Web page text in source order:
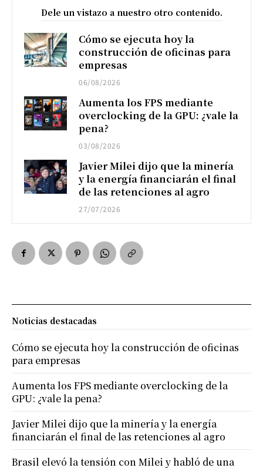
Dele un vistazo a nuestro otro contenido.
Cómo se ejecuta hoy la
construcción de oficinas para
empresas
06/08/2026
Aumenta los FPS mediante
overclocking de la GPU: ¿vale la
pena?
03/08/2026
Javier Milei dijo que la minería
y la energía financiarán el final
de las retenciones al agro
27/07/2026
Noticias destacadas
Cómo se ejecuta hoy la construcción de oficinas
para empresas
Aumenta los FPS mediante overclocking de la
GPU: ¿vale la pena?
Javier Milei dijo que la minería y la energía
financiarán el final de las retenciones al agro
Brasil elevó la tensión con Milei y habló de una